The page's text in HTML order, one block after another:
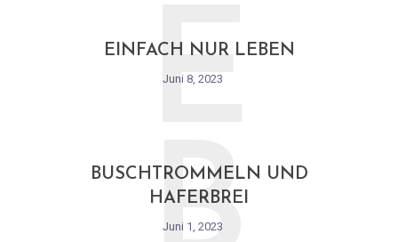
EINFACH NUR LEBEN
Juni 8, 2023
E
BUSCHTROMMELN UND
HAFERBREI
Juni 1, 2023